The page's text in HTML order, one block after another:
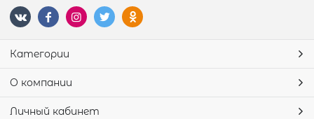
Категории
О компании
Личный кабинет